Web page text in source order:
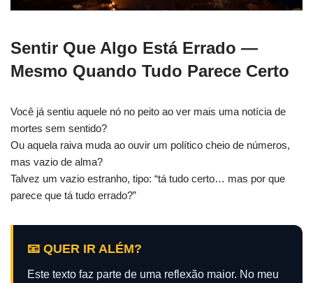
Sentir Que Algo Está Errado —
Mesmo Quando Tudo Parece Certo
Você já sentiu aquele nó no peito ao ver mais uma notícia de
mortes sem sentido?
Ou aquela raiva muda ao ouvir um político cheio de números,
mas vazio de alma?
Talvez um vazio estranho, tipo: “tá tudo certo… mas por que
parece que tá tudo errado?”
📧 QUER IR ALÉM?
Este texto faz parte de uma reflexão maior. No meu